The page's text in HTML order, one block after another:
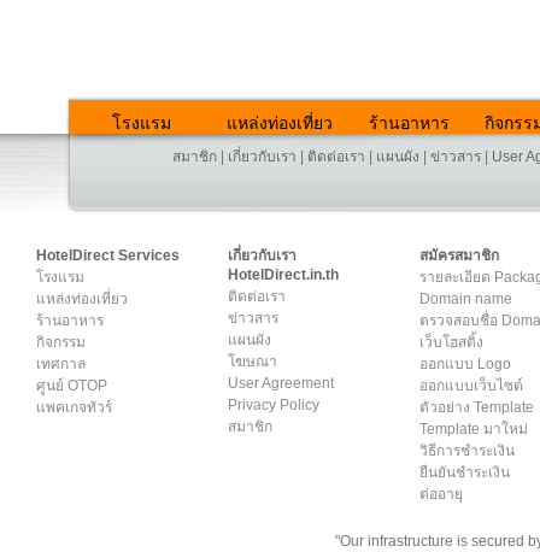
โรงแรม แหล่งท่องเที่ยว ร้านอาหาร กิจกรร
สมาชิก เกี่ยวกับเรา ติดต่อเรา แผนผัง ข่าวสาร User
HotelDirect Services
โรงแรม
แหล่งท่องเที่ยว
ร้านอาหาร
กิจกรรม
เทศกาล
ศูนย์ OTOP
แพคเกจทัวร์
เกี่ยวกับเรา
HotelDirect.in.th
ติดต่อเรา
ข่าวสาร
แผนผัง
โฆษณา
User Agreement
Privacy Policy
สมาชิก
สมัครสมาชิก
รายละเอียด
Domain name
ตรวจสอบชื่อ
เว็บโฮสติ้ง
ออกแบบ Logo
ออกแบบเว็บไซต์
ตัวอย่าง Template
Template มาใหม่
วิธีการชำระเงิน
ยืนยันชำระเงิน
ต่ออายุ
"Our infrastructure is secured